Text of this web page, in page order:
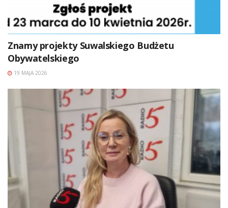
Znamy projekty Suwalskiego Budżetu
Obywatelskiego
19 MAJA 2026